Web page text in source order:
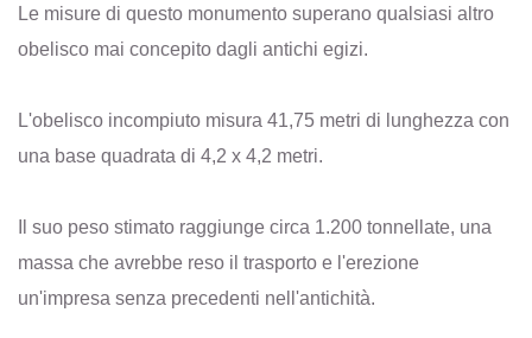
Le misure di questo monumento superano qualsiasi altro
obelisco mai concepito dagli antichi egizi.
L'obelisco incompiuto misura 41,75 metri di lunghezza con
una base quadrata di 4,2 x 4,2 metri.
Il suo peso stimato raggiunge circa 1.200 tonnellate, una
massa che avrebbe reso il trasporto e l'erezione
un'impresa senza precedenti nell'antichità.